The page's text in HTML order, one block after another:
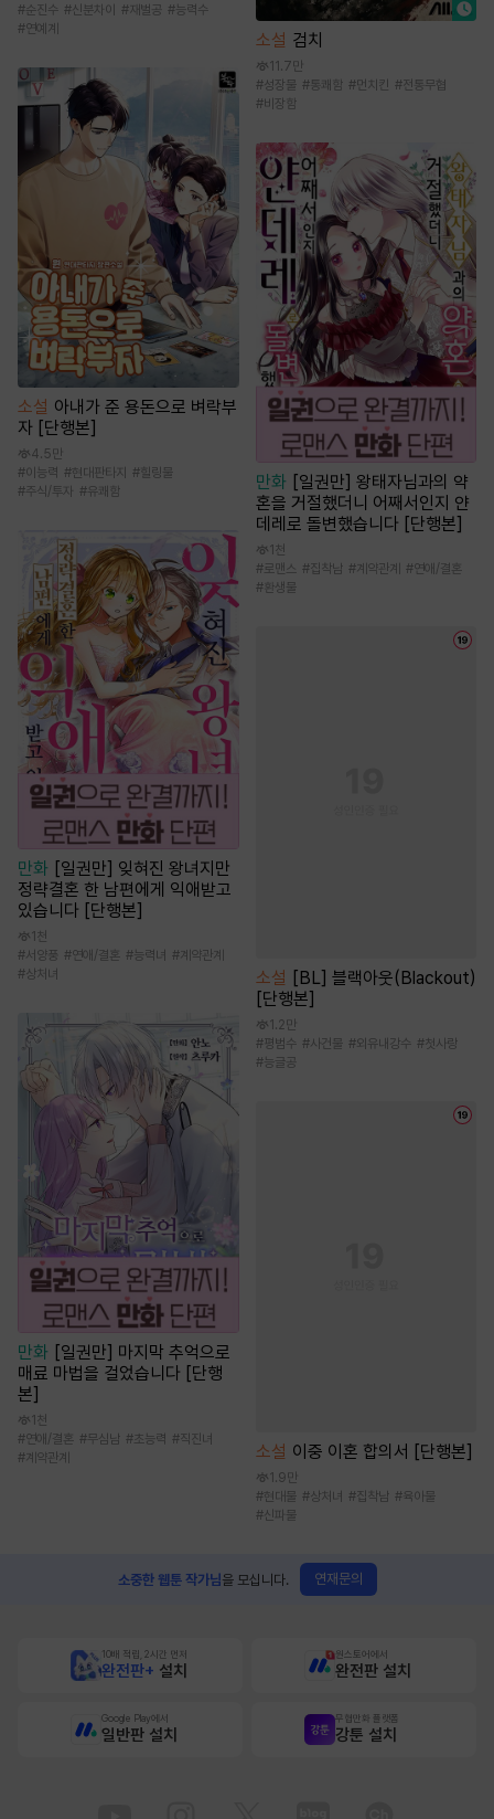
#순진수 #신분차이 # 재벌공 #능력수
#연예계
소설 아내가 준 용돈으로 벼락부
자 [단행본]
4.5만
#이능력 #현대판타지 # 힐링물
#주식/투자 #유쾌함
만화
[일권만] 잊혀진 왕녀지만
정략결혼 한 남편에게 익애받고
있습니다 [단행본]
1천
#서양풍 #연애/결혼 #능력녀 # 계약관계
#상처녀
만화
[일권만] 마지막 추억으로
매료 마법을 걸었습니다 [단행
본]
1천
#연애/결혼 #무심남 #초능력 #직진녀
# 계약관계
소설 검치
11.7만
#성장물 #통쾌함 #먼치킨 #전통무협
#비장함
만화 [일권만] 왕태자님과의 약
혼을 거절했더니 어째서인지 얀
데레로 돌변했습니다 [단행본]
1천
#로맨스 #집착남 #계약관계 #연애/결혼
#환생물
소설 [BL] 블랙아웃(Blackout)
[단행본]
1.2만
#평범수 #사건물 #외유내강수 #첫사랑
#능글공
소설 이중 이혼 합의서 [단행본]
1.9만
#현대물 #상처녀 #집착남 #육아물
#신파물
소중한 웹툰 작가님을 모십니다. 연재문의
10배 적립, 2시간 먼저
완전판+ 설치
원스토어에서
완전판 설치
Google Play에서
일반판 설치
무협만화 플랫폼
강툰 설치